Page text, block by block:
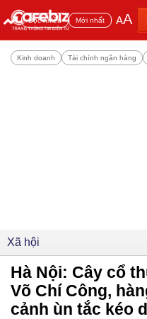
Đọc nhiều Mới nhất AA
Kinh doanh Tài chính ngân hàng
Xã hội
Hà Nội: Cây cổ
Võ Chí Công,
cảnh ùn tắc kéo